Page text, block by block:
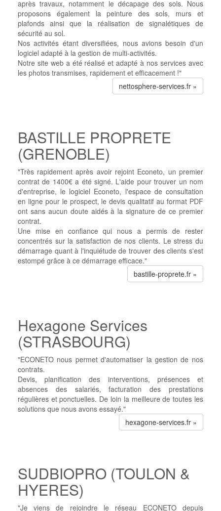
après travaux, notamment le décapage des sols. Nous
proposons également la peinture des sols, murs et
plafonds ainsi que la réalisation de signalétiques de
sécurité au sol.
Nos activités étant diversifiées, nous avions besoin d'un
logiciel adapté à la gestion de multi-activités.
Notre site web a été réalisé et adapté à nos services avec
les photos transmises, rapidement et efficacement !"
nettosphere-services.fr »
BASTILLE PROPRETE
(GRENOBLE)
"Très rapidement après avoir rejoint Econeto, un premier
contrat de 1400€ a été signé. L'aide pour trouver un nom
d'entreprise, le logiciel Econeto, l'espace de consultation
en ligne pour le prospect, le devis qualitatif au format PDF
ont sans aucun doute aidés à la signature de ce premier
contrat.
Une mise en confiance qui nous a permis de rester
concentrés sur la satisfaction de nos clients. Le stress du
démarrage quant à l'inquiétude de trouver des clients s'est
estompé grâce à ce démarrage efficace."
bastille-proprete.fr »
Hexagone Services
(STRASBOURG)
"ECONETO nous permet d'automatiser la gestion de nos
contrats.
Devis, planification des interventions, présences et
absences des salariés, facturation des prestations
régulières et ponctuelles. De loin la meilleure de toutes les
solutions que nous avons essayé."
hexagone-services.fr »
SUDBIOPRO (TOULON &
HYERES)
"Je viens de rejoindre le réseau ECONETO depuis